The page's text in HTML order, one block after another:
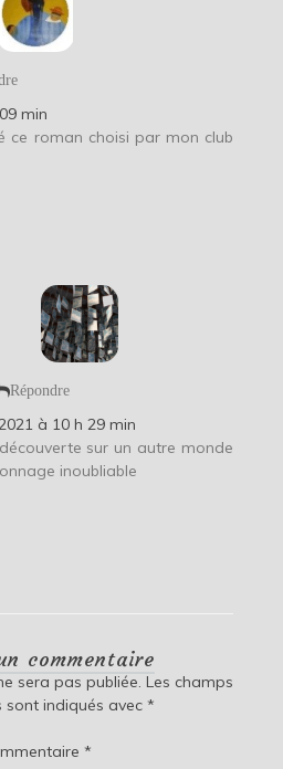
min
ce roman choisi par mon club
Répondre
à 10 h 29 min
sur un autre monde
inoubliable
commentaire
sera pas publiée. Les champs
sont indiqués avec *
*